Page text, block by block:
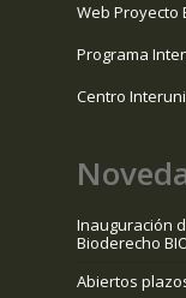
Web Proyecto
Programa
Centro
Inauguración
Bioderecho
Abiertos